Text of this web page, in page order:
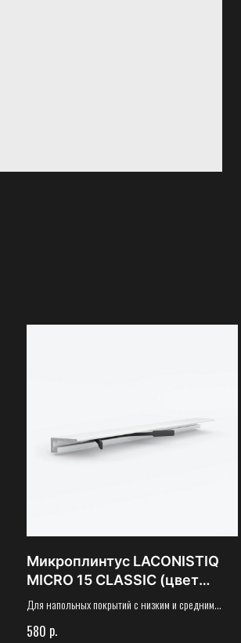
Микроплинтус LACONISTIQ
MICRO 15 CLASSIC (цвет
белый матовый)
Для напольных покрытий с низким и средним
от 5 мм (включая толщину подложки).
580 р.